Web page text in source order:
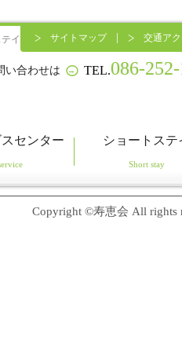
イ サイトマップ 交通ア
い合わせは → TEL.086-
センター ショートステ
Copyright ©寿恵会 All rights